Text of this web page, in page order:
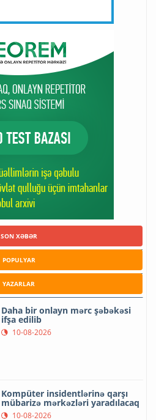
SON XƏBƏR
POPULYAR
YAZARLAR
Daha bir onlayn mərc şəbəkəsi
ifşa edilib
10-08-2026
Kompüter insidentlərinə qarşı
mübarizə mərkəzləri yaradılacaq
10-08-2026